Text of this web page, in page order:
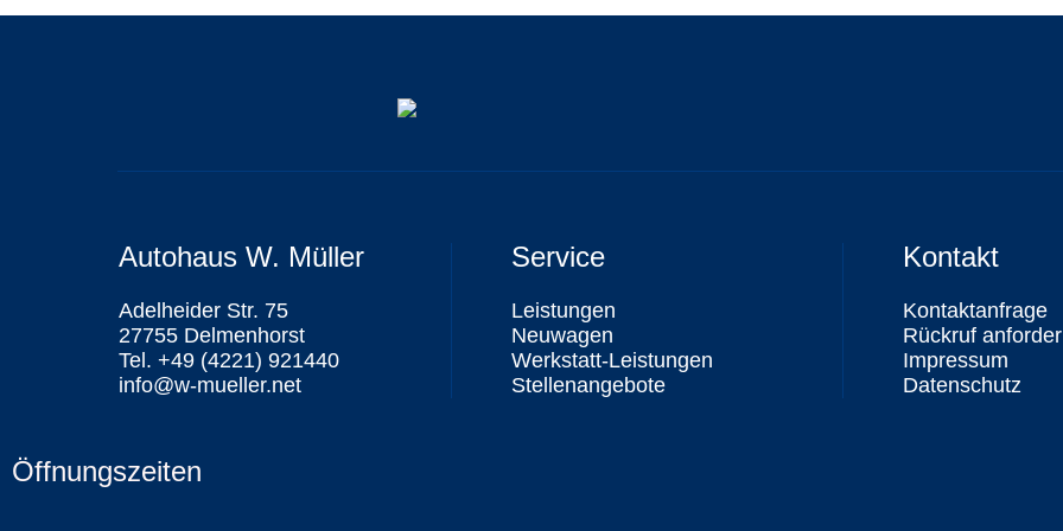
Autohaus W. Müller
Adelheider Str. 75
27755 Delmenhorst
Tel. +49 (4221) 921440
info@w-mueller.net
Service
Leistungen
Neuwagen
Werkstatt-Leistungen
Stellenangebote
Kontakt
Kontaktanfrage
Rückruf
Impressum
Datenschutz
Öffnungszeiten